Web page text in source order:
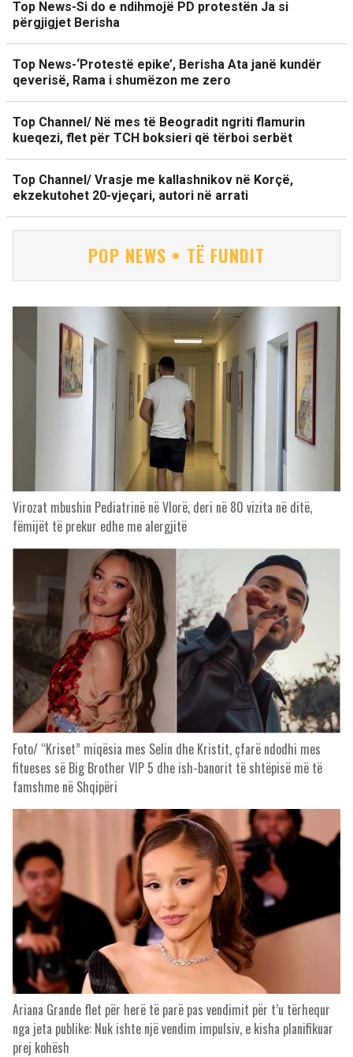
Top News-Si do e ndihmojë PD protestën Ja si
përgjigjet Berisha
Top News-‘Protestë epike’, Berisha Ata janë kundër
qeverisë, Rama i shumëzon me zero
Top Channel/ Në mes të Beogradit ngriti flamurin
kueqezi, flet për TCH boksieri që tërboi serbët
Top Channel/ Vrasje me kallashnikov në Korçë,
ekzekutohet 20-vjeçari, autori në arrati
POP NEWS • TË FUNDIT
Virozat mbushin Pediatrinë në Vlorë, deri në 80 vizita në ditë,
fëmijët të prekur edhe me alergjitë
Foto/ “Kriset” miqësia mes Selin dhe Kristit, çfarë ndodhi mes
fitueses së Big Brother VIP 5 dhe ish-banorit të shtëpisë më të
famshme në Shqipëri
Ariana Grande flet për herë të parë pas vendimit për t’u tërhequr
nga jeta publike: Nuk ishte një vendim impulsiv, e kisha planifikuar
prej kohësh